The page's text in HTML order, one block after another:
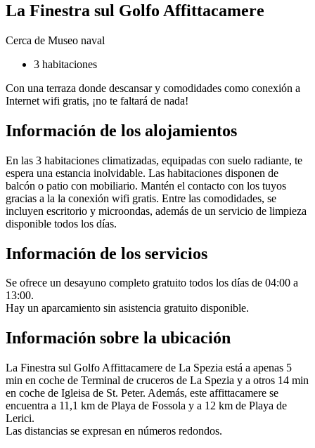
La Finestra sul Golfo Affittacamere
Cerca de Museo naval
3 habitaciones
Con una terraza donde descansar y comodidades como conexión a
Internet wifi gratis, ¡no te faltará de nada!
Información de los alojamientos
En las 3 habitaciones climatizadas, equipadas con suelo radiante, te
espera una estancia inolvidable. Las habitaciones disponen de
balcón o patio con mobiliario. Mantén el contacto con los tuyos
gracias a la la conexión wifi gratis. Entre las comodidades, se
incluyen escritorio y microondas, además de un servicio de limpieza
disponible todos los días.
Información de los servicios
Se ofrece un desayuno completo gratuito todos los días de 04:00 a
13:00.
Hay un aparcamiento sin asistencia gratuito disponible.
Información sobre la ubicación
La Finestra sul Golfo Affittacamere de La Spezia está a apenas 5
min en coche de Terminal de cruceros de La Spezia y a otros 14 min
en coche de Igleisa de St. Peter. Además, este affittacamere se
encuentra a 11,1 km de Playa de Fossola y a 12 km de Playa de
Lerici.
Las distancias se expresan en números redondos.